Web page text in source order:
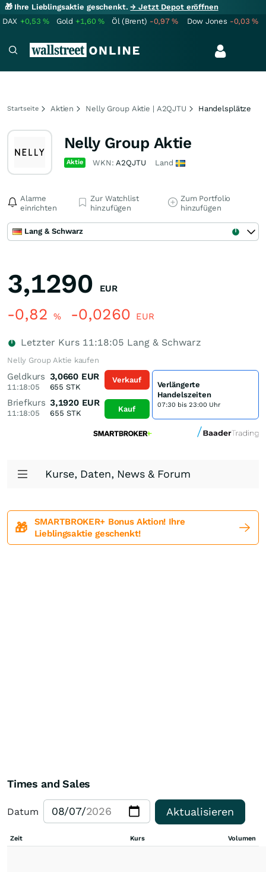
🎁 Ihre Lieblingsaktie geschenkt.→ Jetzt Depot eröffnen
DAX +0,53% Gold +1,60% Öl (Brent) -0,97% Dow Jones -0,03%
Startseite Aktien Nelly Group Aktie | A2QJTU Handelsplätze
Nelly Group Aktie
Aktie WKN:A2QJTU Land
Alarme
einrichten
Zur Watchlist
hinzufügen
Zum Portfolio
hinzufügen
Lang & Schwarz
3,1290 EUR
-0,82 % -0,0260 EUR
Letzter Kurs 11:18:05 Lang & Schwarz
Nelly Group Aktie kaufen
Geldkurs
11:18:05
3,0660 EUR
655 STK
Briefkurs
11:18:05
3,1920 EUR
655 STK
Verkauf
Kauf
Verlängerte
Handelszeiten
07:30 bis 23:00 Uhr
Kurse, Daten, News & Forum
🎁
SMARTBROKER+ Bonus Aktion! Ihre
Lieblingsaktie geschenkt!
Times and Sales
Datum Aktualisieren
Zeit Kurs Volumen